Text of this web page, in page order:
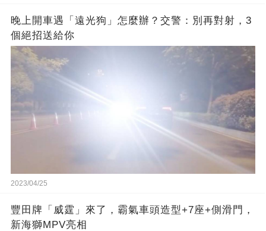
晚上開車遇「遠光狗」怎麼辦？交警：別再對射，3
個絕招送給你
2023/04/25
豐田牌「威霆」來了，霸氣車頭造型+7座+側滑門，
新海獅MPV亮相